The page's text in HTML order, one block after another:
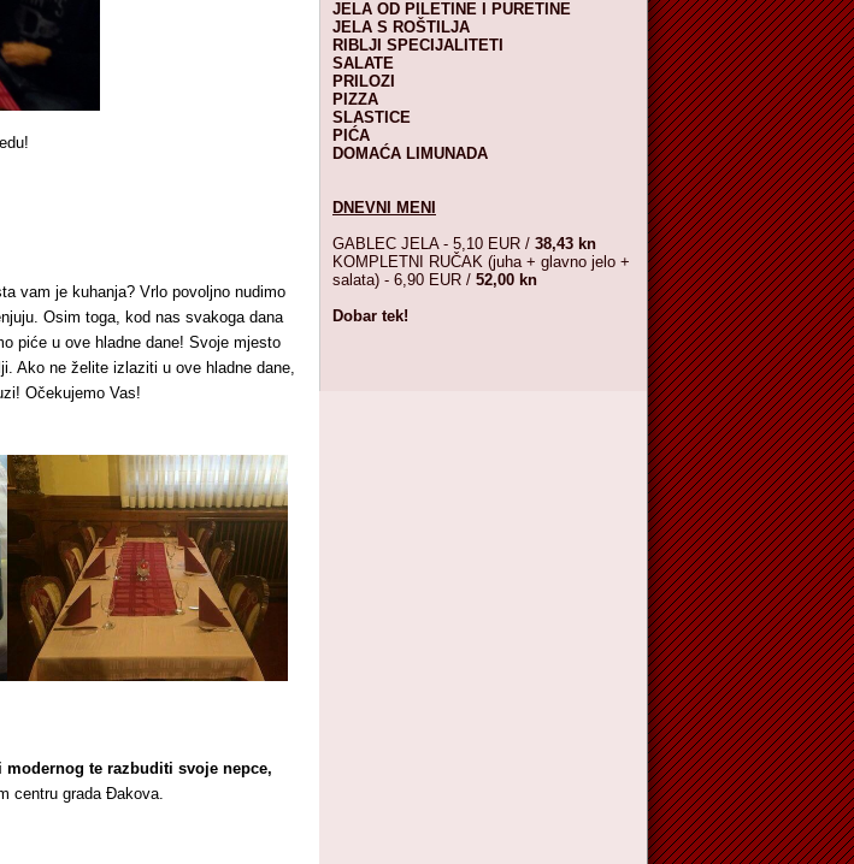
vam je kuhanja? Vrlo povoljno nudimo
Osim toga, kod nas svakoga dana
piće u ove hladne dane! Svoje mjesto
Ako ne želite izlaziti u ove hladne dane,
Očekujemo Vas!
te razbuditi svoje nepce,
centru grada Đakova.
JELA OD PILETINE I PURETINE
JELA S ROŠTILJA
RIBLJI SPECIJALITETI
SALATE
PRILOZI
PIZZA
SLASTICE
PIĆA
DOMAĆA LIMUNADA
DNEVNI MENI
GABLEC JELA - 5,10 EUR / 38,43 kn
KOMPLETNI RUČAK (juha + glavno jelo +
salata) - 6,90 EUR / 52,00 kn
Dobar tek!